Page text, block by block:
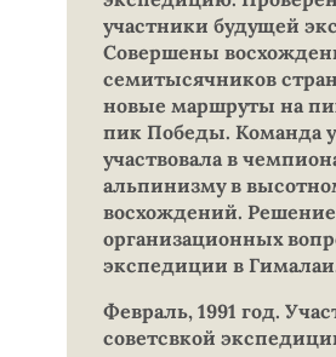
участники будущей
Совершены
семитысячников
новые маршруты на
пик Победы. Команда
участвовала в
альпинизму в
восхождений. Решение
организационных
экспедиции в
Февраль, 1991 год.
советсвкой